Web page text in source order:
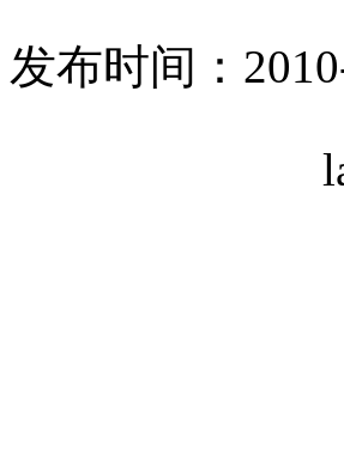
发布时间：